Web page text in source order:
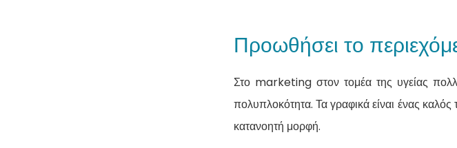
Προωθήσει το
Στο marketing στον τομέα της υγείας
πολυπλοκότητα. Τα γραφικά είναι ένας
κατανοητή μορφή.